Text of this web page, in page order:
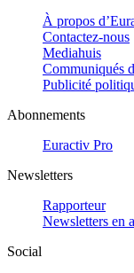
À propos
Contactez-nous
Mediahuis
Communiqués
Publicité
Abonnements
Euractiv Pro
Newsletters
Rapporteur
Newsletters en
Social